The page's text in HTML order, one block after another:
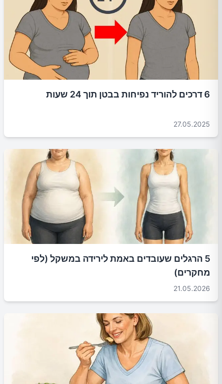
6 דרכים להוריד נפיחות בבטן תוך 24 שעות
27.05.2025
5 הרגלים שעובדים באמת לירידה במשקל (לפי
מחקרים)
21.05.2026